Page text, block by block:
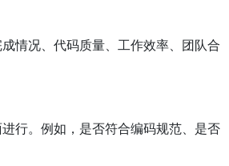
情况、代码质量、工作效率、团队合
行。例如，是否符合编码规范、是否